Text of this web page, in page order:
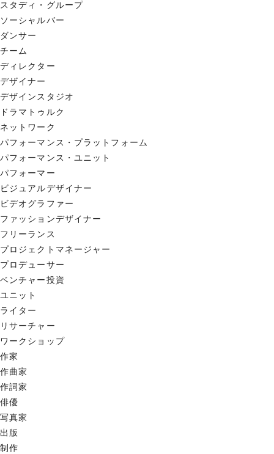
スタディ・グループ
ソーシャルバー
ダンサー
チーム
ディレクター
デザイナー
デザインスタジオ
ドラマトゥルク
ネットワーク
パフォーマンス・プラットフォーム
パフォーマンス・ユニット
パフォーマー
ビジュアルデザイナー
ビデオグラファー
ファッションデザイナー
フリーランス
プロジェクトマネージャー
プロデューサー
ベンチャー投資
ユニット
ライター
リサーチャー
ワークショップ
作家
作曲家
作詞家
俳優
写真家
出版
制作